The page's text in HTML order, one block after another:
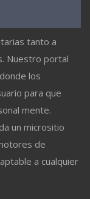
tanto a
Nuestro portal
los
para que
mente.
un micrositio
de
a cualquier